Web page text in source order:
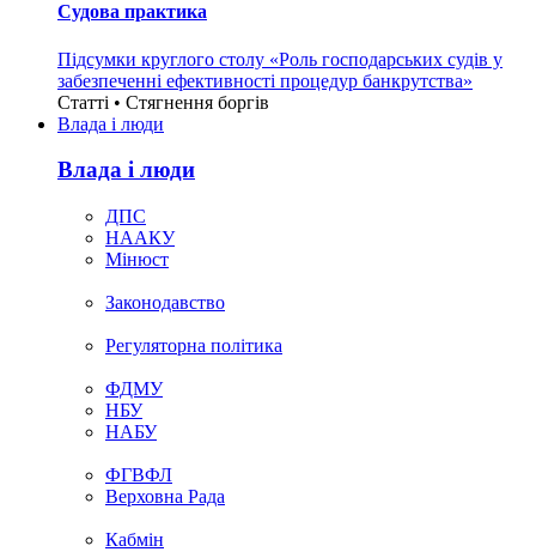
Судова практика
Підсумки круглого столу «Роль господарських судів у
забезпеченні ефективності процедур банкрутства»
Статті • Стягнення боргiв
Влада i люди
Влада i люди
ДПС
НААКУ
Мінюст
Законодавство
Регуляторна політика
ФДМУ
НБУ
НАБУ
ФГВФЛ
Верховна Рада
Кабмін